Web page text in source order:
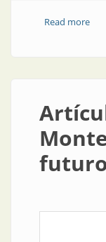
Read more